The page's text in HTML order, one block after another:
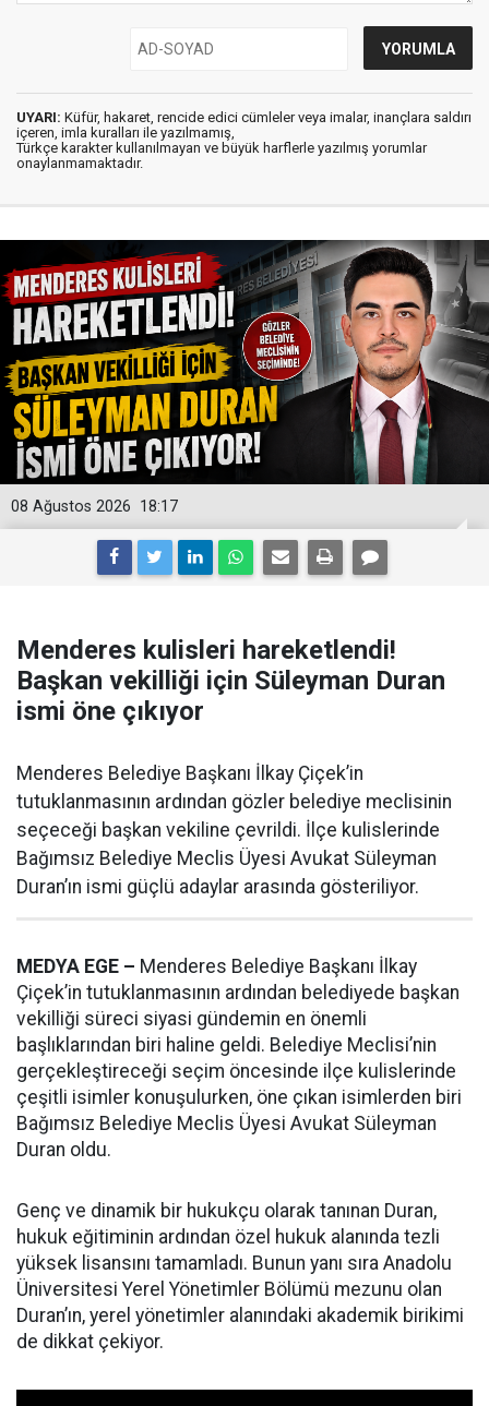
UYARI: Küfür, hakaret, rencide edici cümleler veya imalar, inançlara saldırı
içeren, imla kuralları ile yazılmamış,
Türkçe karakter kullanılmayan ve büyük harflerle yazılmış yorumlar
onaylanmamaktadır.
18:17
08 Ağustos 2026
Menderes kulisleri hareketlendi!
Başkan vekilliği için Süleyman Duran
ismi öne çıkıyor
Menderes Belediye Başkanı İlkay Çiçek’in
tutuklanmasının ardından gözler belediye meclisinin
seçeceği başkan vekiline çevrildi. İlçe kulislerinde
Bağımsız Belediye Meclis Üyesi Avukat Süleyman
Duran’ın ismi güçlü adaylar arasında gösteriliyor.
MEDYA EGE – Menderes Belediye Başkanı İlkay
Çiçek’in tutuklanmasının ardından belediyede başkan
vekilliği süreci siyasi gündemin en önemli
başlıklarından biri haline geldi. Belediye Meclisi’nin
gerçekleştireceği seçim öncesinde ilçe kulislerinde
çeşitli isimler konuşulurken, öne çıkan isimlerden biri
Bağımsız Belediye Meclis Üyesi Avukat Süleyman
Duran oldu.
Genç ve dinamik bir hukukçu olarak tanınan Duran,
hukuk eğitiminin ardından özel hukuk alanında tezli
yüksek lisansını tamamladı. Bunun yanı sıra Anadolu
Üniversitesi Yerel Yönetimler Bölümü mezunu olan
Duran’ın, yerel yönetimler alanındaki akademik birikimi
de dikkat çekiyor.